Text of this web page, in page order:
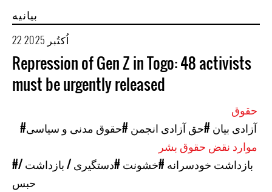
بیانیه
22 اُکتُبر 2025
Repression of Gen Z in Togo: 48 activists
must be urgently released
#آزادی بیان #حق آزادی انجمن #حقوق مدنی و سیاسی
#بازداشت خودسرانه #خشونت #دستگیری / بازداشت /
حبس